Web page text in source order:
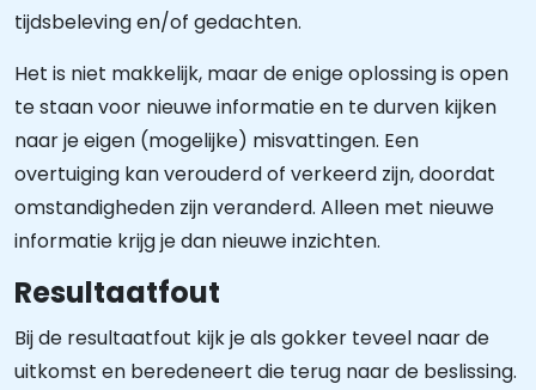
tijdsbeleving en/of gedachten.
Het is niet makkelijk, maar de enige oplossing is open
te staan voor nieuwe informatie en te durven kijken
naar je eigen (mogelijke) misvattingen. Een
overtuiging kan verouderd of verkeerd zijn, doordat
omstandigheden zijn veranderd. Alleen met nieuwe
informatie krijg je dan nieuwe inzichten.
Resultaatfout
Bij de resultaatfout kijk je als gokker teveel naar de
uitkomst en beredeneert die terug naar de beslissing.